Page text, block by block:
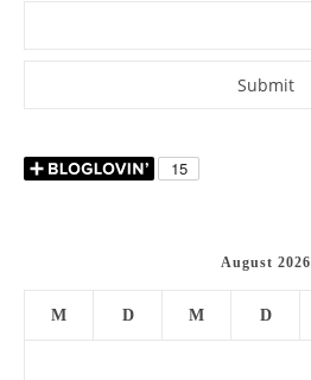
August 2026
M D M D